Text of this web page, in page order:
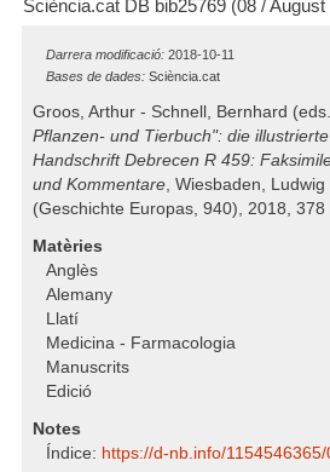
Sciència.cat DB bib25769 (08 / August
Darrera modificació: 2018-10-11
Bases de dades: Sciència.cat
Groos, Arthur - Schnell, Bernhard
Pflanzen- und Tierbuch": die
Handschrift Debrecen R 459:
und Kommentare, Wiesbaden, Ludwig
(Geschichte Europas, 940), 2018, 378
Matèries
Anglès
Alemany
Llatí
Medicina - Farmacologia
Manuscrits
Edició
Notes
Índice: https:/​/​d-nb.info/​1154546365/​